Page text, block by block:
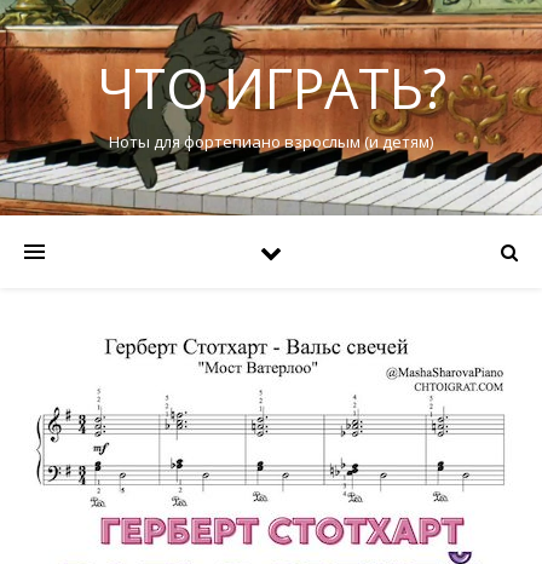
ЧТО ИГРАТЬ?
Ноты для фортепиано взрослым (и детям)